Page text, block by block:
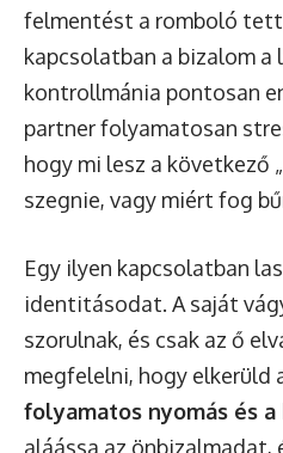
felmentést a romboló
kapcsolatban a bizalom a
kontrollmánia pontosan
partner folyamatosan
hogy mi lesz a következő
szegnie, vagy miért fog
Egy ilyen kapcsolatban
identitásodat. A saját
szorulnak, és csak az ő
megfelelni, hogy elkerüld
folyamatos nyomás és
aláássa az önbizalmadat,